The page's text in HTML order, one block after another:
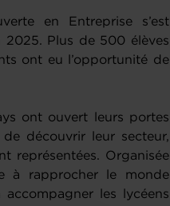
en Entreprise s’est
2025. Plus de 500 élèves
ont eu l’opportunité de
ont ouvert leurs portes
découvrir leur secteur,
représentées. Organisée
à rapprocher le monde
les lycéens